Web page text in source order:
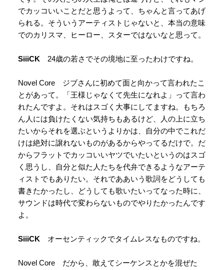
でカッコいいことだと思うよって、ちゃんと言ってあげ
られる。そういうアーティストじゃないと、本当の意味
でのカリスマ、ヒーロー、スターではないなと思って。
SiiiCK 24歳の若さでその境地に至ったわけですね。
Novel Core ジブさんに初めて面と向かって言われたこ
とがあって。「王様じゃなくて先生になれよ」って言わ
れたんですよ。それはスゴく大事にしてますね。もちろ
ん人には負けたくない気持ちもあるけど、人の上に立ち
たいからそれを選ぶというよりかは、自分の中でこれだ
けは絶対に譲れないものがあるからやってるだけで。だ
からフラットでカッコいいヤツでいたいというのはスゴ
く思うし、自分と似た人たちを代弁できるようなアーテ
ィストでもありたい。それでああいう歌詞をどうしても
書きたかったし、どうしても歌いたいってなった時に、
サウンドは時代で変わらないものでやりたかったんです
よ。
SiiiCK オーセンティックでタイムレスなものですね。
Novel Core だから、敢えてシーケンスとかを混ぜた